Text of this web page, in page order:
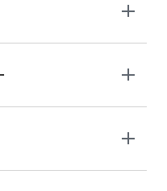
ズ
品買取価格